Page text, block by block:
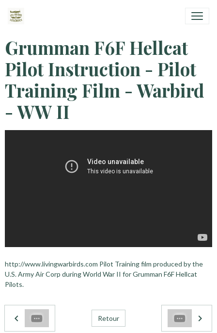
Grumman F6F Hellcat
Pilot Instruction - Pilot
Training Film - Warbird
- WW II
http://www.livingwarbirds.com Pilot Training film produced by the
U.S. Army Air Corp during World War II for Grumman F6F Hellcat
Pilots.
Retour